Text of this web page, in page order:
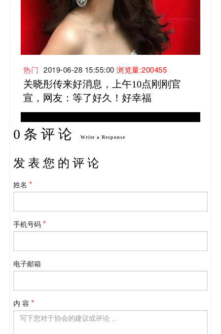
热门 2019-06-28 15:55:00 浏览量:200455
关晓彤传来好消息，上午10点刚刚官
宣，网友：等了好久！好幸福
0 条 评 论 Write a Response
发 表 您 的 评 论
姓名
手机号码
电子邮箱
内 容